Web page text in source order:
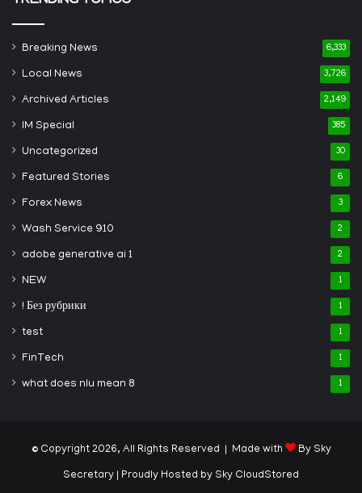
Breaking News 6,333
Local News 3,726
Archived Articles 2,149
IM Special 385
Uncategorized 30
Featured Stories 6
Forex News 3
Wash Service 910 2
adobe generative ai 1 2
NEW 1
! Без рубрики 1
test 1
FinTech 1
what does nlu mean 8 1
© Copyright 2026, All Rights Reserved | Made with By Sky
Secretary | Proudly Hosted by Sky CloudStored